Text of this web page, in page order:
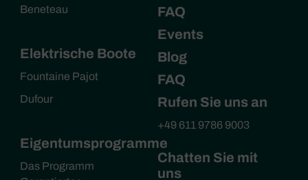
Beneteau
Elektrische Boote
Fountaine Pajot
Dufour
Eigentumsprogramme
Das Programm
FAQ
Events
Blog
FAQ
Rufen Sie uns an
+49 611 9786 9003
Chatten Sie mit
uns